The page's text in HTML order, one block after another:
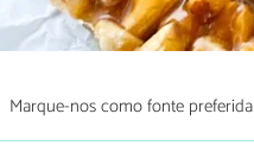
Marque-nos como fonte preferida